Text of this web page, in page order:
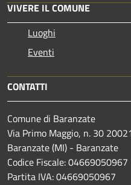
VIVERE IL COMUNE
Luoghi
Eventi
CONTATTI
Comune di Baranzate
Via Primo Maggio, n. 30
Baranzate (MI) - Baranzate
Codice Fiscale: 04669050967
Partita IVA: 04669050967